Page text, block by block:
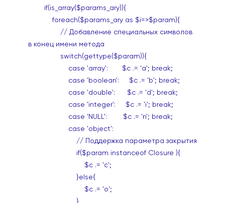
if(is_array($params_ary)){
foreach($params_ary as $i=>$param){
// Добавление специальных символов
в конец имени метода
switch(gettype($param)){
case 'array': $c .= 'a'; break;
case 'boolean': $c .= 'b'; break;
case 'double': $c .= 'd'; break;
case 'integer': $c .= 'i'; break;
case 'NULL': $c .= 'n'; break;
case 'object':
// Поддержка параметра закрытия
if($param instanceof Closure ){
$c .= 'c';
}else{
$c .= 'o';
}